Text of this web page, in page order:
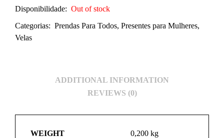
Disponibilidade: Out of stock
Categorias: Prendas Para Todos, Presentes para Mulheres,
Velas
ADDITIONAL INFORMATION
REVIEWS (0)
WEIGHT 0,200 kg